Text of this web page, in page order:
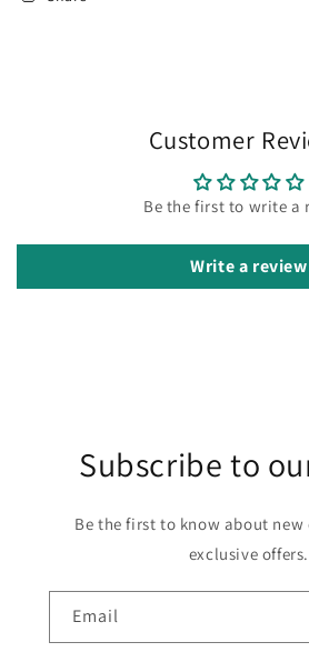
Customer
Be the first to write a
Write a review
Subscribe to
Be the first to know about
exclusive offers.
Email